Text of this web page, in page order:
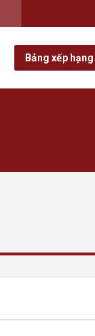
Bảng xếp hạng